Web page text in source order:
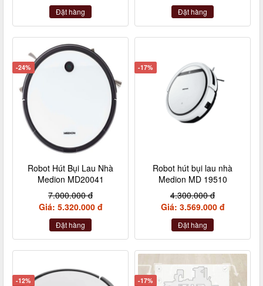
Đặt hàng Đặt hàng
-24%
Robot Hút Bụi Lau Nhà
Medion MD20041
7.000.000 đ
Giá: 5.320.000 đ
Đặt hàng
-17%
Robot hút bụi lau nhà
Medion MD 19510
4.300.000 đ
Giá: 3.569.000 đ
Đặt hàng
-12% -17%